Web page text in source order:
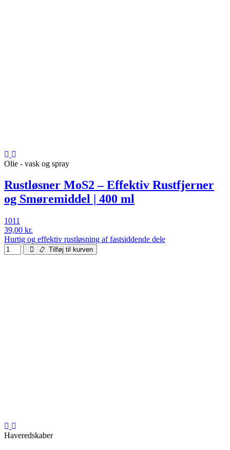
Olie - vask og spray
Rustløsner MoS2 – Effektiv Rustfjerner
og Smøremiddel | 400 ml
1011
39,00 kr.
Hurtig og effektiv rustløsning af fastsiddende dele
Tilføj til kurven
Haveredskaber